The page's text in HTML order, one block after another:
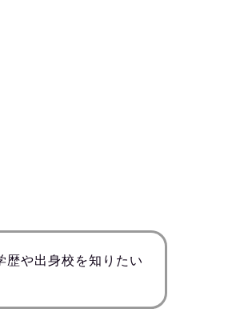
歴や出身校を知りたい